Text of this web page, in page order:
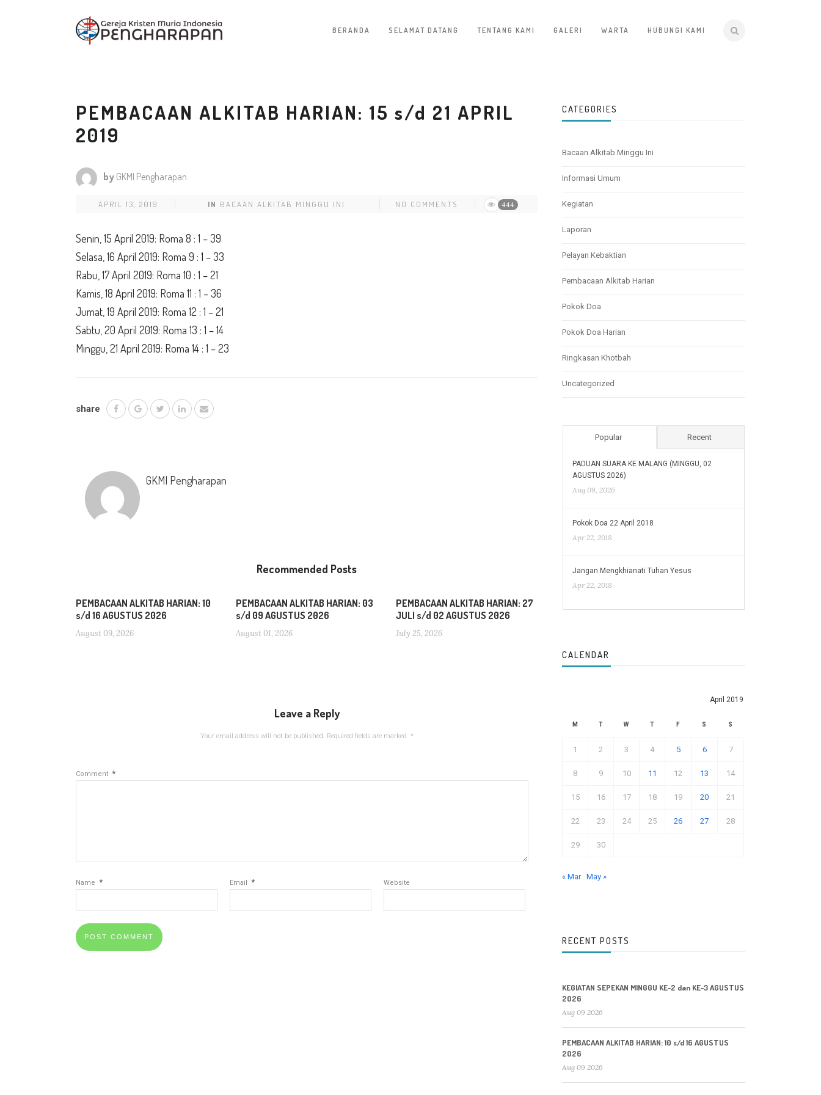
BERANDA SELAMAT DATANG TENTANG KAMI GALERI WARTA HUBUNGI KAMI
PEMBACAAN ALKITAB HARIAN: 15 s/d 21 APRIL
2019
by GKMI Pengharapan
APRIL 13, 2019 IN BACAAN ALKITAB MINGGU INI NO COMMENTS 444
Senin, 15 April 2019: Roma 8 : 1 – 39
Selasa, 16 April 2019: Roma 9 : 1 – 33
Rabu, 17 April 2019: Roma 10 : 1 – 21
Kamis, 18 April 2019: Roma 11 : 1 – 36
Jumat, 19 April 2019: Roma 12 : 1 – 21
Sabtu, 20 April 2019: Roma 13 : 1 – 14
Minggu, 21 April 2019: Roma 14 : 1 – 23
share
GKMI Pengharapan
Recommended Posts
PEMBACAAN ALKITAB HARIAN: 10
s/d 16 AGUSTUS 2026
August 09, 2026
PEMBACAAN ALKITAB HARIAN: 03
s/d 09 AGUSTUS 2026
August 01, 2026
PEMBACAAN ALKITAB HARIAN: 27
JULI s/d 02 AGUSTUS 2026
July 25, 2026
Leave a Reply
Your email address will not be published. Required fields are marked *
Comment *
Name * Email * Website
CATEGORIES
Bacaan Alkitab Minggu Ini
Informasi Umum
Kegiatan
Laporan
Pelayan Kebaktian
Pembacaan Alkitab Harian
Pokok Doa
Pokok Doa Harian
Ringkasan Khotbah
Uncategorized
Popular Recent
PADUAN SUARA KE MALANG (MINGGU, 02
AGUSTUS 2026)
Aug 09, 2026
Pokok Doa 22 April 2018
Apr 22, 2018
Jangan Mengkhianati Tuhan Yesus
Apr 22, 2018
CALENDAR
April 2019
M T W T F S S
1 2 3 4 5 6 7
8 9 10 11 12 13 14
15 16 17 18 19 20 21
22 23 24 25 26 27 28
29 30
« Mar May »
RECENT POSTS
KEGIATAN SEPEKAN MINGGU KE-2 dan KE-3 AGUSTUS
2026
Aug 09 2026
PEMBACAAN ALKITAB HARIAN: 10 s/d 16 AGUSTUS
2026
Aug 09 2026